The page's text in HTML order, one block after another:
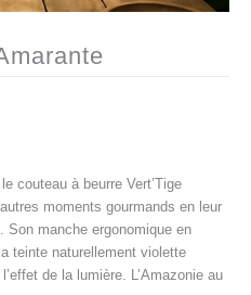
couteau à beurre Vert’Tige
moments gourmands en leur
Son manche ergonomique en
teinte naturellement violette
de la lumière. L’Amazonie au